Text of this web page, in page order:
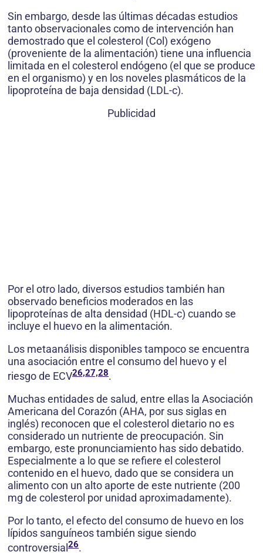
Sin embargo, desde las últimas décadas estudios
tanto observacionales como de intervención han
demostrado que el colesterol (Col) exógeno
(proveniente de la alimentación) tiene una influencia
limitada en el colesterol endógeno (el que se produce
en el organismo) y en los noveles plasmáticos de la
lipoproteína de baja densidad (LDL-c).
Publicidad
Por el otro lado, diversos estudios también han
observado beneficios moderados en las
lipoproteínas de alta densidad (HDL-c) cuando se
incluye el huevo en la alimentación.
Los metaanálisis disponibles tampoco se encuentra
una asociación entre el consumo del huevo y el
riesgo de ECV26,27,28.
Muchas entidades de salud, entre ellas la Asociación
Americana del Corazón (AHA, por sus siglas en
inglés) reconocen que el colesterol dietario no es
considerado un nutriente de preocupación. Sin
embargo, este pronunciamiento has sido debatido.
Especialmente a lo que se refiere el colesterol
contenido en el huevo, dado que se considera un
alimento con un alto aporte de este nutriente (200
mg de colesterol por unidad aproximadamente).
Por lo tanto, el efecto del consumo de huevo en los
lípidos sanguíneos también sigue siendo
controversial 26.